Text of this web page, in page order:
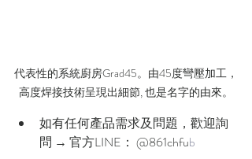
代表性的系統廚房Grad45。由45度彎壓加工，
高度焊接技術呈現出細節, 也是名字的由來。
如有任何產品需求及問題，歡迎詢
問 → 官方LINE： @861chfub